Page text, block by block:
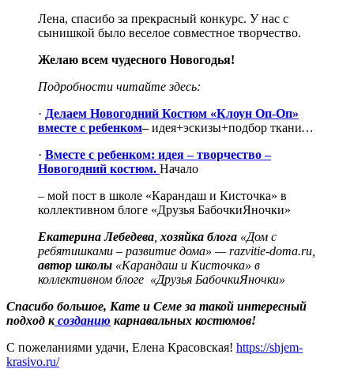
Лена, спасибо за прекрасный конкурс. У нас с
сынишкой было веселое совместное творчество.
Желаю всем чудесного Новогодья!
Подробности читайте здесь:
· Делаем Новогодний Костюм «Клоун Оп-Оп»
вместе с ребенком–идея+эскизы+подбор ткани…
· Вместе с ребенком: идея – творчество –
Новогодний костюм. Начало
– мой пост в школе «Карандаш и Кисточка» в
коллективном блоге «Друзья БабочкиЯночки»
Екатерина Лебедева хозяйка блога «Дом с
ребятишками – развитие дома» — razvitie-doma.ru,
автор школы «Карандаш и Кисточка» в
коллективном блоге «Друзья БабочкиЯночки»
Спасибо большое, Кате и Семе за такой интересный
подход ксозданию карнавальных костюмов!
С пожеланиями удачи, Елена Красовская! https://shjem-
krasivo.ru/